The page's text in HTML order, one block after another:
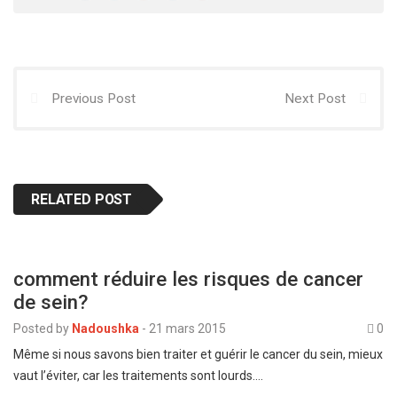
Previous Post Next Post
RELATED POST
comment réduire les risques de cancer
de sein?
Posted by Nadoushka - 21 mars 2015
0
Même si nous savons bien traiter et guérir le cancer du sein, mieux
vaut l’éviter, car les traitements sont lourds.…